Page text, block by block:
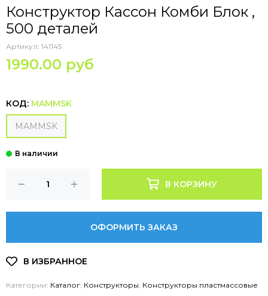
Конструктор Кассон Комби Блок ,
500 деталей
Артикул: 141145
1990.00 руб
КОД: MAMMSK
MAMMSK
В КОРЗИНУ
ОФОРМИТЬ ЗАКАЗ
Категории: Каталог Конструкторы Конструкторы пластмассовые